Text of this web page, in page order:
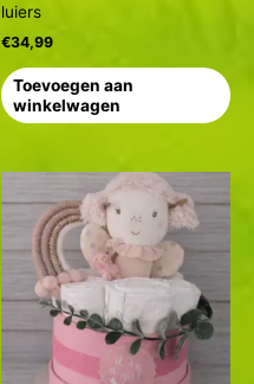
luiers
€34,99
Toevoegen aan
winkelwagen